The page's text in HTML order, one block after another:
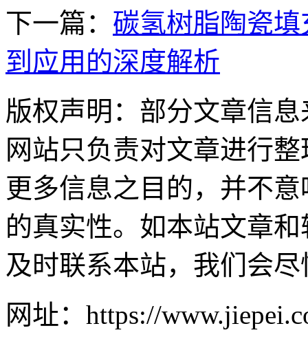
下一篇： 碳氢树脂陶瓷
到应用的深度解析
版权声明：部分文章信
网站只负责对文章进行
更多信息之目的，并不
的真实性。如本站文章
及时联系本站，我们会
网址：https://